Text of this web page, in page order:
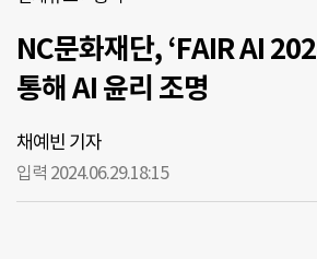
NC문화재단, ‘FAIR AI
통해 AI 윤리 조명
채예빈 기자
입력 2024.06.29.18:15